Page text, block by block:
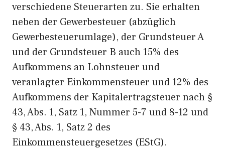
verschiedene Steuerarten zu. Sie erhalten
neben der Gewerbesteuer (abzüglich
Gewerbesteuerumlage), der Grundsteuer A
und der Grundsteuer B auch 15% des
Aufkommens an Lohnsteuer und
veranlagter Einkommensteuer und 12% des
Aufkommens der Kapitalertragsteuer nach §
43, Abs. 1, Satz 1, Nummer 5-7 und 8-12 und
§ 43, Abs. 1, Satz 2 des
Einkommensteuergesetzes (EStG).